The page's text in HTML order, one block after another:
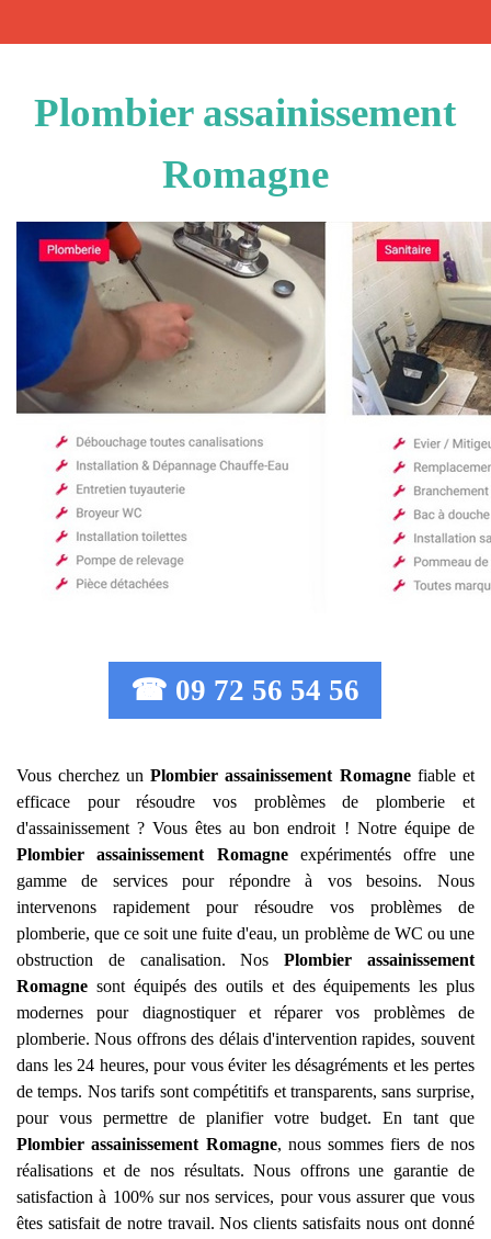
Plombier assainissement
Romagne
☎ 09 72 56 54 56
Vous cherchez unPlombier assainissement Romagnefiable et
efficace pour résoudre vos problèmes de plomberie et
d'assainissement ? Vous êtes au bon endroit ! Notre équipe de
Plombier assainissement
Romagneexpérimentés offre une
gamme de services pour répondre à vos besoins. Nous
intervenons rapidement pour résoudre vos problèmes de
plomberie, que ce soit une fuite d'eau, un problème de WC ou une
obstruction de canalisation. Nos Plombier assainissement
Romagne sont équipés des outils et des équipements les plus
modernes pour diagnostiquer et réparer vos problèmes de
plomberie. Nous offrons des délais d'intervention rapides, souvent
dans les 24 heures, pour vous éviter les désagréments et les pertes
de temps. Nos tarifs sont compétitifs et transparents, sans surprise,
pour vous permettre de planifier votre budget. En tant que
Plombier assainissement Romagne, nous sommes fiers de nos
réalisations et de nos résultats. Nous offrons une garantie de
satisfaction à 100% sur nos services, pour vous assurer que vous
êtes satisfait de notre travail. Nos clients satisfaits nous ont donné